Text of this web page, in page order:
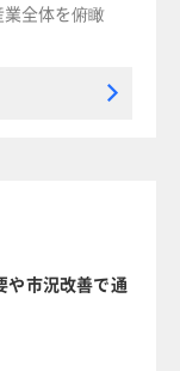
全体を俯瞰
や市況改善で通